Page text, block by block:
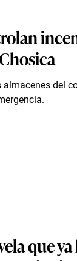
almacenes del
que